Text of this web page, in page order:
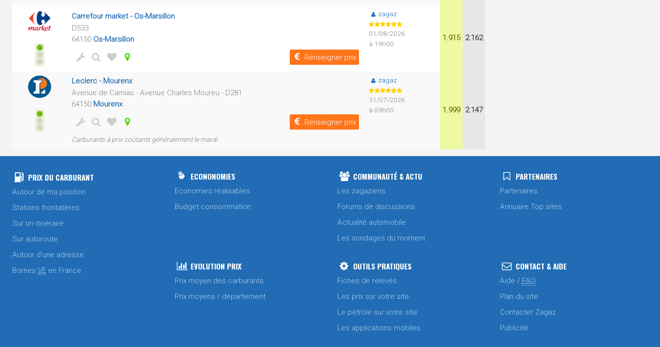
Carrefour market - Os-Marsillon
D533
64150 Os-Marsillon
Renseigner prix
zagaz
01/08/2026
à 19h00
1.915 2.162
Leclerc - Mourenx
Avenue de Camias - Avenue Charles Moureu - D281
64150 Mourenx
Renseigner prix
Carburants à prix coûtants généralement le mardi
zagaz
31/07/2026
à 09h00
1.999 2.147
PRIX DU CARBURANT
Autour de ma position
Stations frontalières
Sur un itinéraire
Sur autoroute
Autour d'une adresse
Bornes VE en France
ECONONOMIES
Economies réalisables
Budget consommation
COMMUNAUTÉ & ACTU
Les zagaziens
Forums de discussions
Actualité automobile
Les sondages du moment
PARTENAIRES
Partenaires
Annuaire Top sites
EVOLUTION PRIX
Prix moyen des carburants
Prix moyens / département
OUTILS PRATIQUES
Fiches de relevés
Les prix sur votre site
Le pétrole sur votre site
Les applications mobiles
CONTACT & AIDE
Aide / FAQ
Plan du site
Contacter Zagaz
Publicité